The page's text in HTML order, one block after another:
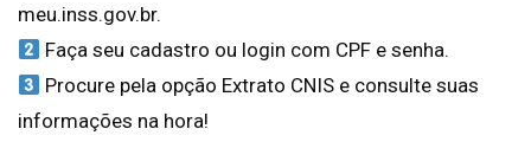
meu.inss.gov.br.
Faça seu cadastro ou login com CPF e senha.
Procure pela opção Extrato CNIS e consulte suas
informações na hora!